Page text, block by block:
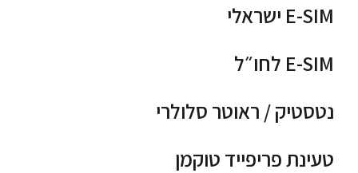
E-SIM ישראלי
E-SIM לחו״ל
נטסטיק / ראוטר סלולרי
טעינת פריפייד טוקמן